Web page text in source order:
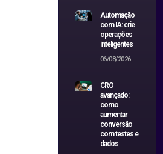
Automação
com IA: crie
operações
inteligentes
06/08/2026
CRO
avançado:
como
aumentar
conversão
com testes e
dados